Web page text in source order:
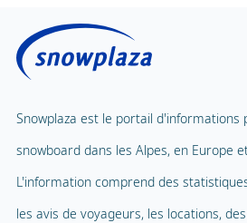
Snowplaza est le portail d'informations
snowboard dans les Alpes, en Europe
L'information comprend des
les avis de voyageurs, les locations,